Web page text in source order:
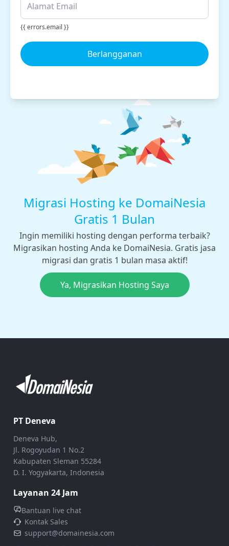
{{ errors.email }}
Berlangganan
Migrasi Hosting ke DomaiNesia
Gratis 1 Bulan
Ingin memiliki hosting dengan performa terbaik?
Migrasikan hosting Anda ke DomaiNesia. Gratis jasa
migrasi dan gratis 1 bulan masa aktif!
Ya, Migrasikan Hosting Saya
PT Deneva
Deneva Hub,
Jl. Rogoyudan 1 No.2
Kabupaten Sleman 55284
D. I. Yogyakarta, Indonesia
Layanan 24 Jam
Bantuan live chat
Kontak Sales
support@domainesia.com